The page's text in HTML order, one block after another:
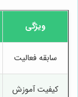
ویژگی
سابقه فعالیت
کیفیت آموزش